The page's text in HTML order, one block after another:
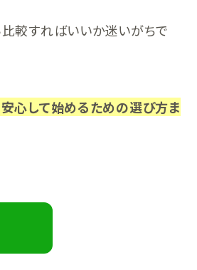
較すればいいか迷いがちで
心して始めるための選び方ま